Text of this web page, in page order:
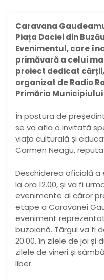
Caravana
Piața Daciei din
Evenimentul, care
primăvară a celui
proiect dedicat
organizat de Radio
Primăria Municipiului
În postura de
se va afla o invitată
viața culturală și
Carmen Neagu,
Deschiderea oficială a
la ora 12.00, și va fi
evenimente al căror
etape a Caravanei
eveniment
buzoiană. Târgul va fi
20.00, în zilele de joi și
zilele de vineri și
liber.